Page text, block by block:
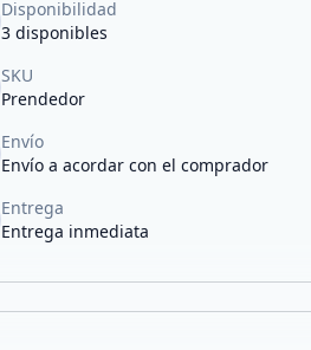
Disponibilidad
3 disponibles
SKU
Prendedor
Envío
Envío a acordar con el comprador
Entrega
Entrega inmediata